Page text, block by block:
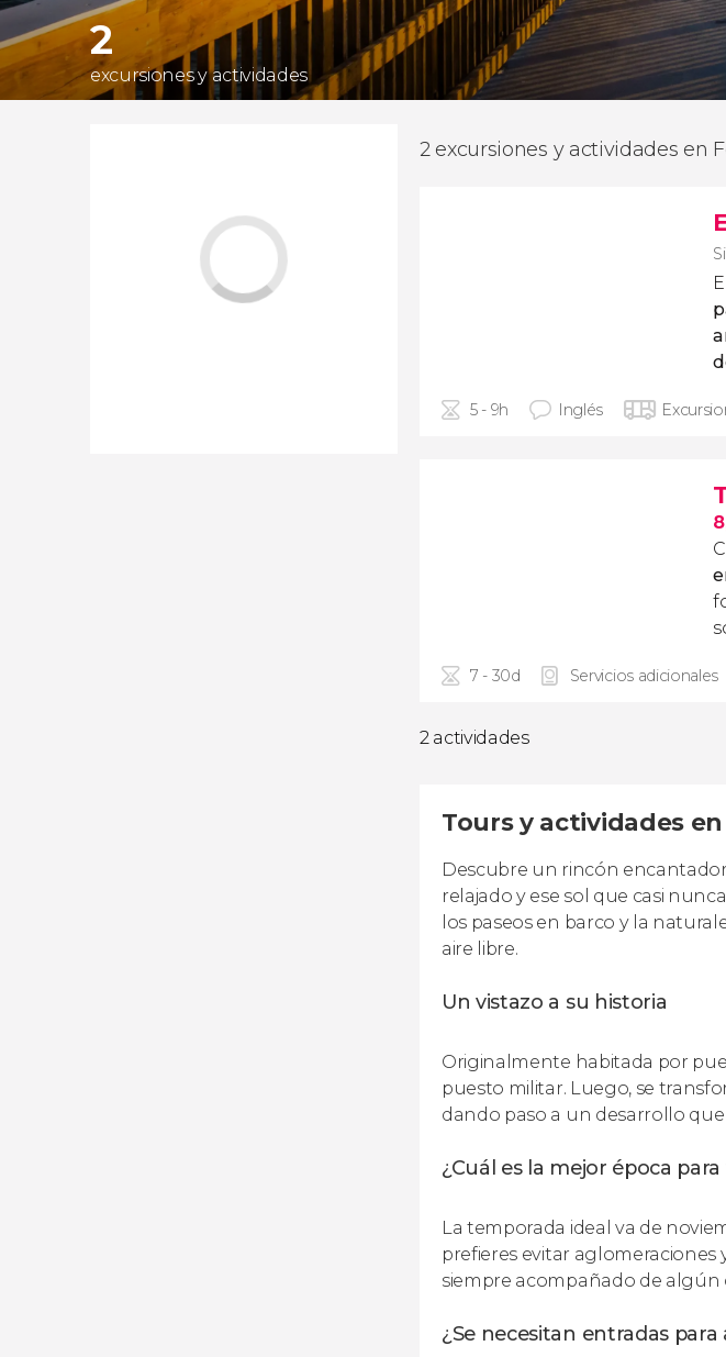
2
excursiones y actividades
2 excursiones y actividades en
5 - 9h Inglés
7 - 30d Servicios adicionales
2 actividades
Tours y actividades
Descubre un rincón
relajado y ese sol que casi
los paseos en barco y la
aire libre.
Un vistazo a su historia
Originalmente habitada por
puesto militar. Luego, se
dando paso a un desarrollo
¿Cuál es la mejor época para
La temporada ideal va de
prefieres evitar
siempre acompañado de
¿Se necesitan entradas para